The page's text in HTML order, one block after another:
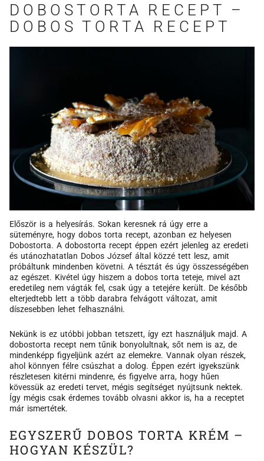
DOBOSTORTA RECEPT –
DOBOS TORTA RECEPT
Először is a helyesírás. Sokan keresnek rá úgy erre a
süteményre, hogy dobos torta recept, azonban ez helyesen
Dobostorta. A dobostorta recept éppen ezért jelenleg az eredeti
és utánozhatatlan Dobos József által közzé tett lesz, amit
próbáltunk mindenben követni. A tésztát és úgy összességében
az egészet. Kivétel úgy hiszem a dobos torta teteje, mivel azt
eredetileg nem vágták fel, csak úgy a tetejére került. De később
elterjedtebb lett a több darabra felvágott változat, amit
díszesebben lehet felhasználni.
Nekünk is ez utóbbi jobban tetszett, így ezt használjuk majd. A
dobostorta recept nem tűnik bonyolultnak, sőt nem is az, de
mindenképp figyeljünk azért az elemekre. Vannak olyan részek,
ahol könnyen félre csúszhat a dolog. Éppen ezért igyekszünk
részletesen kitérni mindenre, és figyelve arra, hogy hűen
kövessük az eredeti tervet, mégis segítséget nyújtsunk nektek.
Így mégis csak érdemes tovább olvasni akkor is, ha a receptet
már ismertétek.
EGYSZERŰ DOBOS TORTA KRÉM –
HOGYAN KÉSZÜL?